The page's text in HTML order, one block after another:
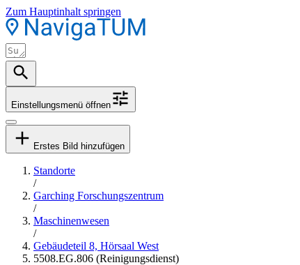
Zum Hauptinhalt springen
Einstellungsmenü öffnen
Erstes Bild hinzufügen
Standorte
/
Garching Forschungszentrum
/
Maschinenwesen
/
Gebäudeteil 8, Hörsaal West
5508.EG.806 (Reinigungsdienst)